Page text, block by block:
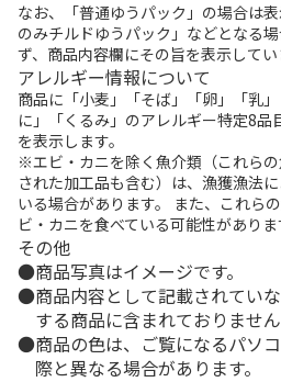
なお、「普通ゆうパック」の場合は
のみチルドゆうパック」などとなる
ず、商品内容欄にその旨を表示してい
アレルギー情報について
商品に「小麦」「そば」「卵」「乳
に」「くるみ」のアレルギー特定8品
を表示します。
※エビ・カニを除く魚介類（これら
された加工品も含む）は、漁獲漁法
いる場合があります。 また、これら
ビ・カニを食べている可能性がありま
その他
商品写真はイメージです。
商品内容として記載されてい
する商品に含まれておりません
商品の色は、ご覧になるパソ
際と異なる場合があります。